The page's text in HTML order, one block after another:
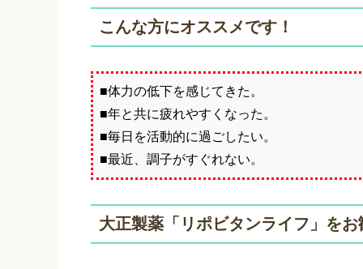
こんな方にオススメです！
■体力の低下を感じてきた。
■年と共に疲れやすくなった。
■毎日を活動的に過ごしたい。
■最近、調子がすぐれない。
大正製薬「リポビタンライフ」を